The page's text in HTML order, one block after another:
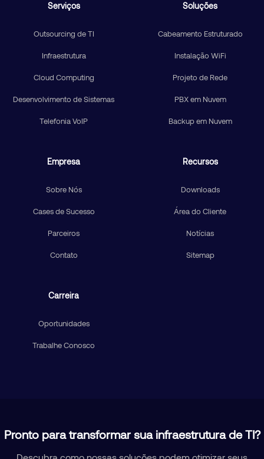
Serviços
Outsourcing de TI
Infraestrutura
Cloud Computing
Desenvolvimento de Sistemas
Telefonia VoIP
Soluções
Cabeamento Estruturado
Instalação WiFi
Projeto de Rede
PBX em Nuvem
Backup em Nuvem
Empresa
Sobre Nós
Cases de Sucesso
Parceiros
Contato
Recursos
Downloads
Área do Cliente
Notícias
Sitemap
Carreira
Oportunidades
Trabalhe Conosco
Pronto para transformar sua infraestrutura de TI?